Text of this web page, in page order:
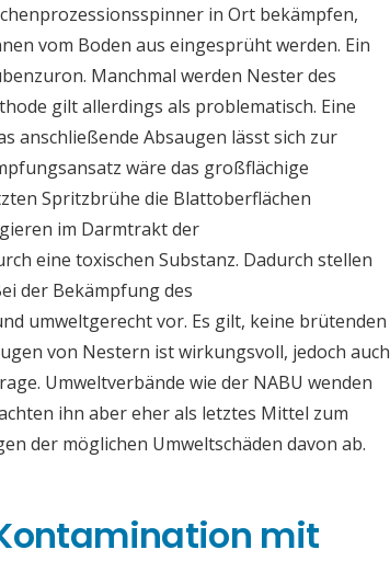
in Ort bekämpfen,
vom Boden aus eingesprüht werden. Ein
Manchmal werden Nester des
gilt allerdings als problematisch. Eine
anschließende Absaugen lässt sich zur
wäre das großflächige
Spritzbrühe die Blattoberflächen
im Darmtrakt der
eine toxischen Substanz. Dadurch stellen
der Bekämpfung des
umweltgerecht vor. Es gilt, keine brütenden
von Nestern ist wirkungsvoll, jedoch auch
Umweltverbände wie der NABU wenden
ihn aber eher als letztes Mittel zum
der möglichen Umweltschäden davon ab.
mit